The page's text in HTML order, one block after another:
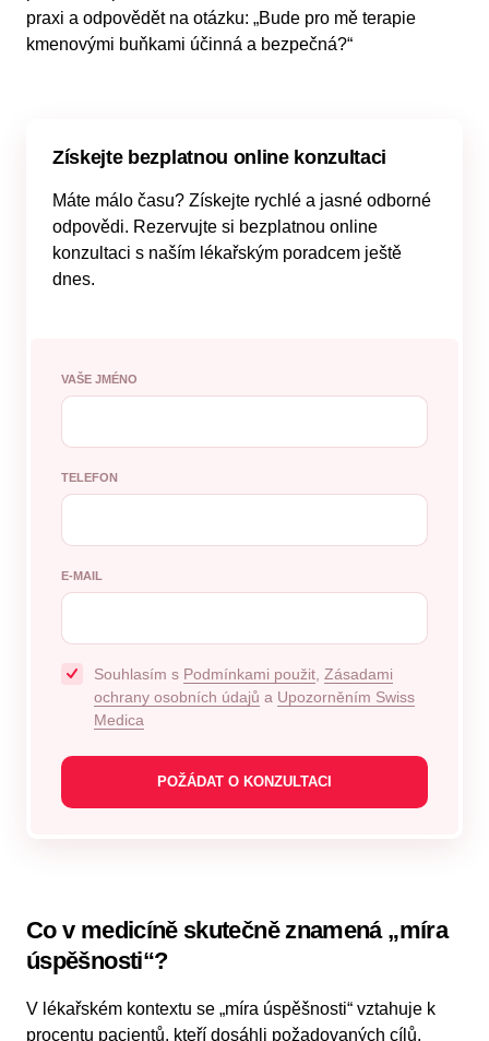
praxi a odpovědět na otázku: „Bude pro mě terapie
kmenovými buňkami účinná a bezpečná?“
Získejte bezplatnou online konzultaci
Máte málo času? Získejte rychlé a jasné odborné
odpovědi. Rezervujte si bezplatnou online
konzultaci s naším lékařským poradcem ještě
dnes.
VAŠE JMÉNO
TELEFON
E-MAIL
Souhlasím s Podmínkami použit Zásadami
ochrany osobních údajů a Upozorněním Swiss
Medica
Co v medicíně skutečně znamená „míra
úspěšnosti“?
V lékařském kontextu se „míra úspěšnosti“ vztahuje k
procentu pacientů, kteří dosáhli požadovaných cílů.